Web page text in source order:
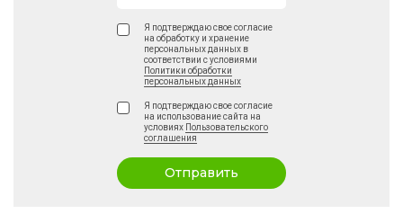
Я подтверждаю свое согласие
на обработку и хранение
персональных данных в
соответствии с условиями
Политики обработки
персональных данных
Я подтверждаю свое согласие
на использование сайта на
условиях Пользовательского
соглашения
Отправить